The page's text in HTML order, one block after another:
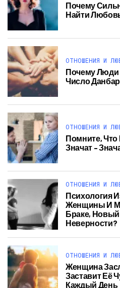
Почему
Найти
ОТНОШЕНИЯ И
Почему Люди
Число
ОТНОШЕНИЯ И
Помните, Что
Значат –
ОТНОШЕНИЯ И
Психология
Женщины И
Браке,
Неверности?
ОТНОШЕНИЯ И
Женщина
Заставит Её
Каждый День